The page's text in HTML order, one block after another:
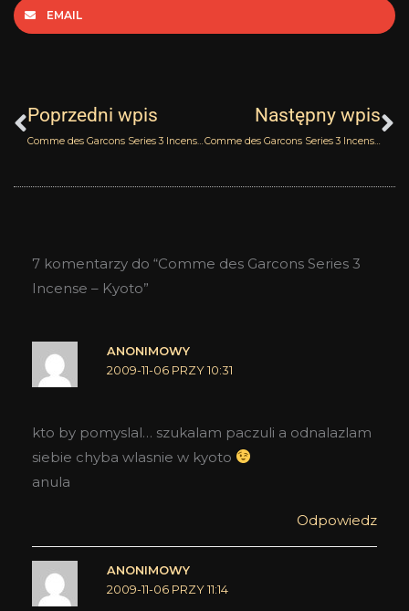
EMAIL
Poprzedni wpis
Comme des Garcons Series 3 Incense – Avignon
Następny wpis
Comme des Garcons Series 3 Incense – Zagorsk
7 komentarzy do “Comme des Garcons Series 3
Incense – Kyoto”
ANONIMOWY
2009-11-06 PRZY 10:31
kto by pomyslal… szukalam paczuli a odnalazlam
siebie chyba wlasnie w kyoto
anula
Odpowiedz
ANONIMOWY
2009-11-06 PRZY 11:14